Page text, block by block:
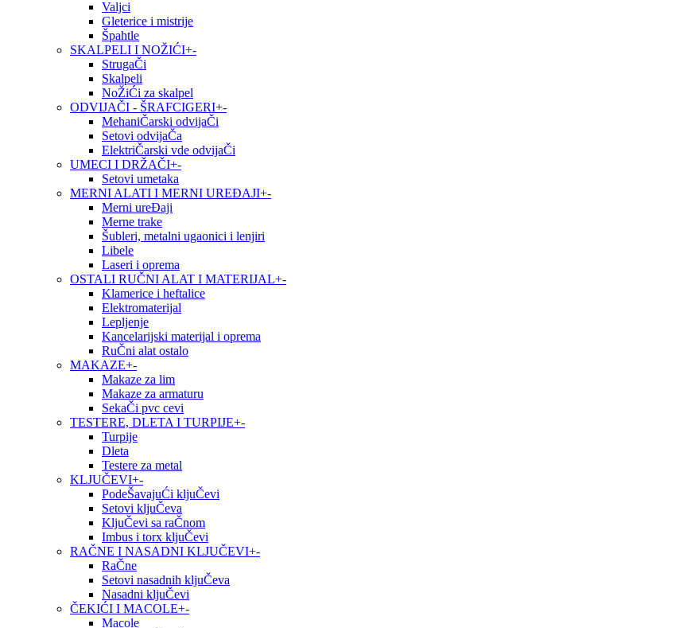
Valjci
Gleterice i mistrije
Špahtle
SKALPELI I NOŽIĆI+-
StrugaČi
Skalpeli
NoŽiĆi za skalpel
ODVIJAČI - ŠRAFCIGERI+-
MehaniČarski odvijaČi
Setovi odvijaČa
ElektriČarski vde odvijaČi
UMECI I DRŽAČI+-
Setovi umetaka
MERNI ALATI I MERNI UREĐAJI+-
Merni ureĐaji
Merne trake
Šubleri, metalni ugaonici i lenjiri
Libele
Laseri i oprema
OSTALI RUČNI ALAT I MATERIJAL+-
Klamerice i heftalice
Elektromaterijal
Lepljenje
Kancelarijski materijal i oprema
RuČni alat ostalo
MAKAZE+-
Makaze za lim
Makaze za armaturu
SekaČi pvc cevi
TESTERE, DLETA I TURPIJE+-
Turpije
Dleta
Testere za metal
KLJUČEVI+-
PodeŠavajuĆi kljuČevi
Setovi kljuČeva
KljuČevi sa raČnom
Imbus i torx kljuČevi
RAČNE I NASADNI KLJUČEVI+-
RaČne
Setovi nasadnih kljuČeva
Nasadni kljuČevi
ČEKIĆI I MACOLE+-
Macole